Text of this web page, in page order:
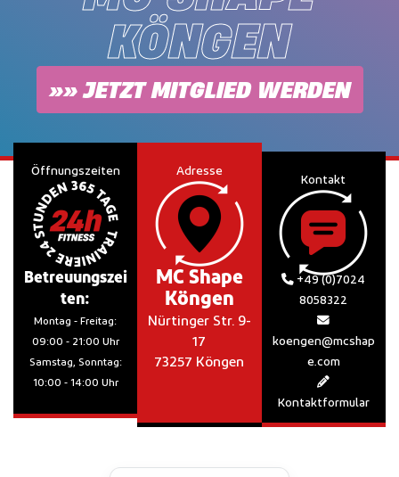
KÖNGEN
»» JETZT MITGLIED WERDEN
Öffnungszeiten
Betreuungszei
ten:
Montag - Freitag:
09:00 - 21:00 Uhr
Samstag, Sonntag:
10:00 - 14:00 Uhr
Adresse
MC Shape
Köngen
Nürtinger Str. 9-
17
73257 Köngen
Kontakt
+49 (0)7024
8058322
koengen@mcshap
e.com
Kontaktformular